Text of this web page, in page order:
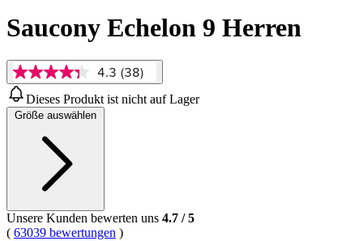
Saucony Echelon 9 Herren
4.3
von
5
Sternen,
Bewertung.
Reviews.
Link
auf
derselben
4.3 (38)
Dieses Produkt ist nicht auf Lager
Größe auswählen
Unsere Kunden bewerten uns 4.7 /5
( 63039 bewertungen )